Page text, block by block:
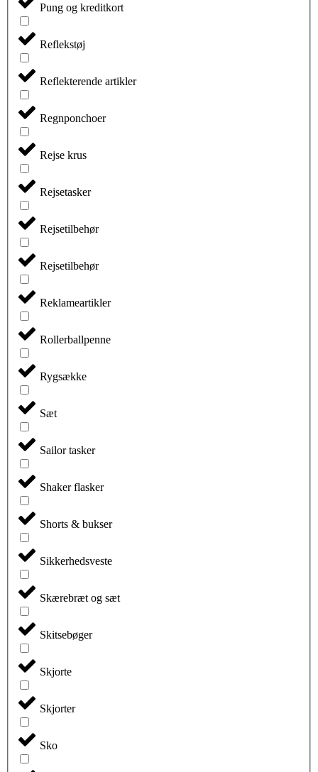
Pung og kreditkort
Reflekstøj
Reflekterende artikler
Regnponchoer
Rejse krus
Rejsetasker
Rejsetilbehør
Rejsetilbehør
Reklameartikler
Rollerballpenne
Rygsække
Sæt
Sailor tasker
Shaker flasker
Shorts & bukser
Sikkerhedsveste
Skærebræt og sæt
Skitsebøger
Skjorte
Skjorter
Sko